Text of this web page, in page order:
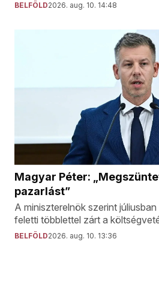
BELFÖLD2026. aug. 10. 14:48
Magyar Péter:
pazarlást”
A miniszterelnök szerint
feletti többlettel zárt a
BELFÖLD2026. aug. 10. 13:36